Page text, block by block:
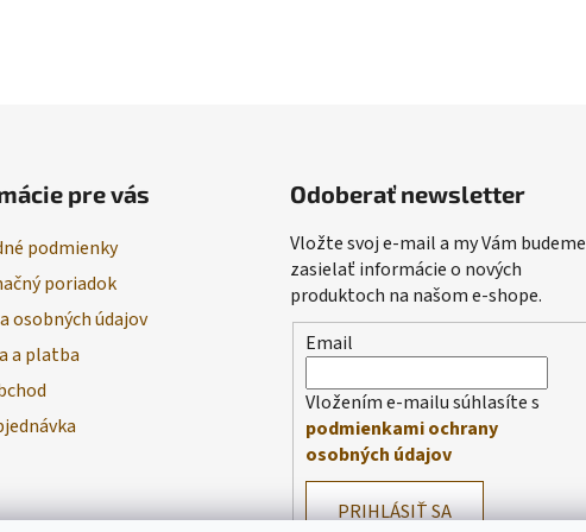
pre vás
podmienky
poriadok
osobných údajov
a platba
Odoberať newsletter
Vložte svoj e-mail a my Vám budeme
zasielať informácie o nových
produktoch na našom e-shope.
Email
Vložením e-mailu súhlasíte s
podmienkami ochrany
osobných údajov
PRIHLÁSIŤ SA